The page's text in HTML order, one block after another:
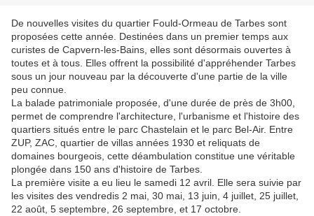
De nouvelles visites du quartier Fould-Ormeau de Tarbes sont
proposées cette année. Destinées dans un premier temps aux
curistes de Capvern-les-Bains, elles sont désormais ouvertes à
toutes et à tous. Elles offrent la possibilité d'appréhender Tarbes
sous un jour nouveau par la découverte d'une partie de la ville
peu connue.
La balade patrimoniale proposée, d'une durée de près de 3h00,
permet de comprendre l'architecture, l'urbanisme et l'histoire des
quartiers situés entre le parc Chastelain et le parc Bel-Air. Entre
ZUP, ZAC, quartier de villas années 1930 et reliquats de
domaines bourgeois, cette déambulation constitue une véritable
plongée dans 150 ans d'histoire de Tarbes.
La première visite a eu lieu le samedi 12 avril. Elle sera suivie par
les visites des vendredis 2 mai, 30 mai, 13 juin, 4 juillet, 25 juillet,
22 août, 5 septembre, 26 septembre, et 17 octobre.